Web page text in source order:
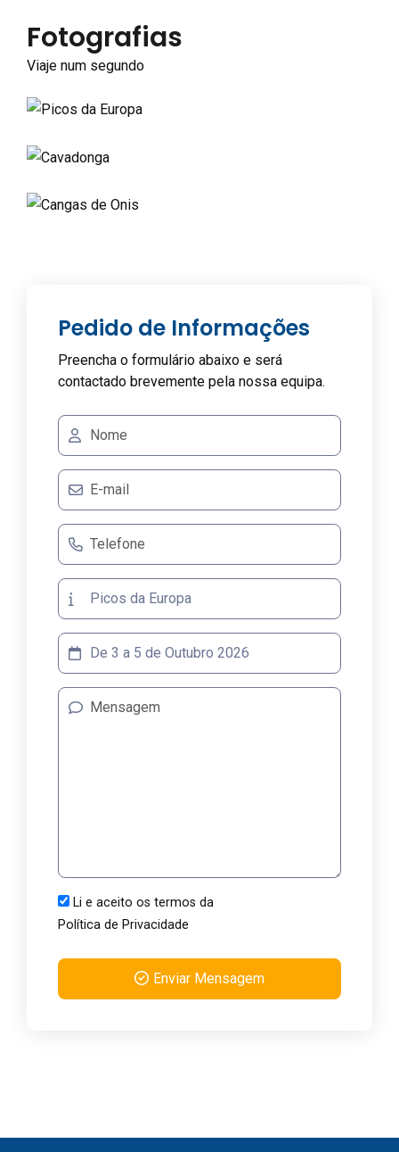
Fotografias
Viaje num segundo
Pedido de Informações
Preencha o formulário abaixo e será
contactado brevemente pela nossa equipa.
Li e aceito os termos da
Política de Privacidade
Enviar Mensagem